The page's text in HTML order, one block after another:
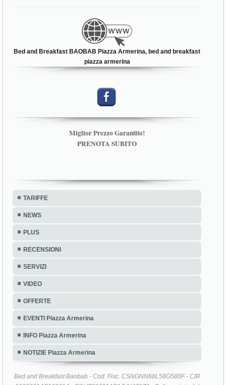
Bed and Breakfast BAOBAB Piazza Armerina, bed and breakfast
piazza armerina
Miglior Prezzo Garantito!
PRENOTA SUBITO
TARIFFE
NEWS
PLUS
RECENSIONI
SERVIZI
VIDEO
OFFERTE
EVENTI Piazza Armerina
INFO Piazza Armerina
NOTIZIE Piazza Armerina
Bed and Breakfast Baobab - Cod. Fisc. CSNGNN68L58G580F - CIR